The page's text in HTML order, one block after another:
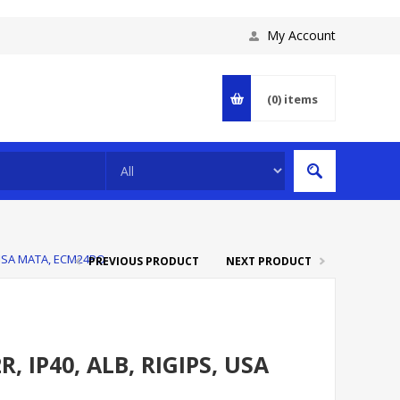
My Account
(0) items
MATA, ECM24POPREVIOUS PRODUCT NEXT PRODUCT
IP40, ALB, RIGIPS, USA